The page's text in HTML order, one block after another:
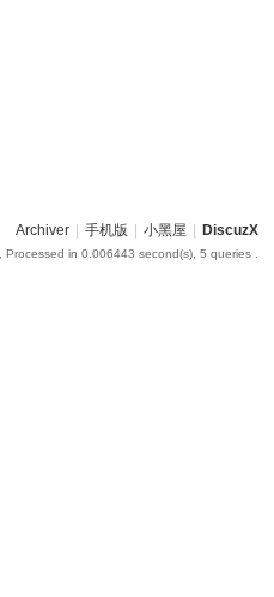
Archiver 手机版 小黑屋 DiscuzX
, Processed in 0.006443 second(s), 5 queries .